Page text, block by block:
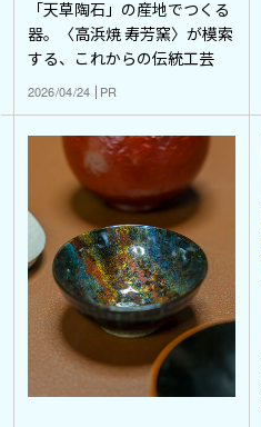
「天草陶石」の産地でつくる
器。〈高浜焼 寿芳窯〉が模索
する、これからの伝統工芸
2026/04/24 PR